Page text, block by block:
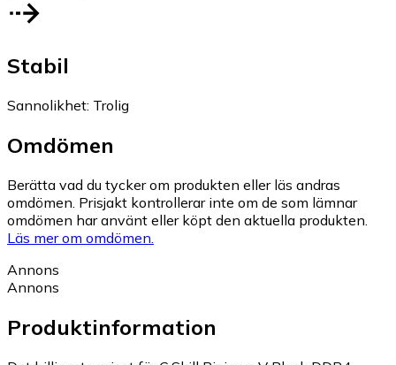
Stabil
Sannolikhet: Trolig
Omdömen
Berätta vad du tycker om produkten eller läs andras
omdömen. Prisjakt kontrollerar inte om de som lämnar
omdömen har använt eller köpt den aktuella produkten.
Läs mer om omdömen.
Annons
Annons
Produktinformation